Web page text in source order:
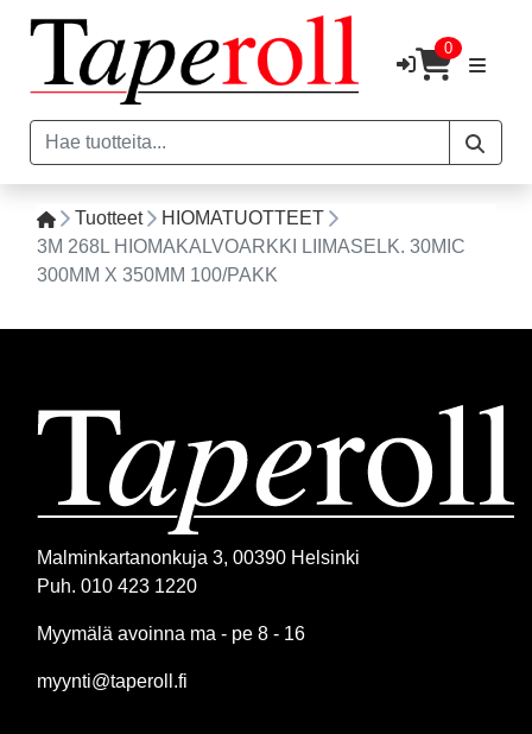
0
Tuotteet
HIOMATUOTTEET
3M 268L HIOMAKALVOARKKI LIIMASELK. 30MIC
300MM X 350MM 100/PAKK
Malminkartanonkuja 3, 00390 Helsinki
Puh. 010 423 1220
Myymälä avoinna ma - pe 8 - 16
myynti@taperoll.fi